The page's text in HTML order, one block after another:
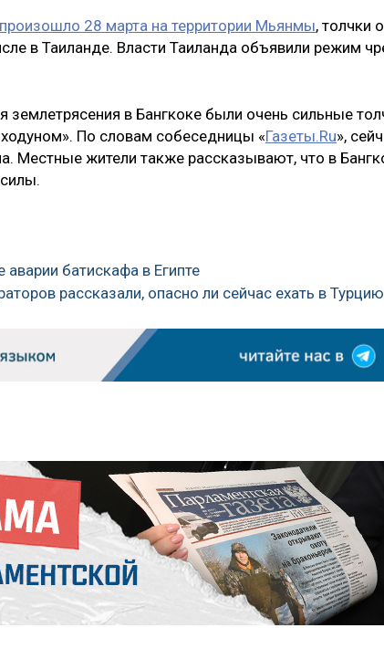
произошло 28 марта на территории Мьянмы, толчки
в Таиланде. Власти Таиланда объявили режим
землетрясения в Бангкоке были очень сильные
По словам собеседницы «Газеты.Ru»,
Местные жители также рассказывают, что в
аварии батискафа в Египте
рассказали, опасно ли сейчас ехать в Турцию